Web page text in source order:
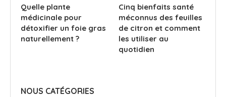
Quelle plante
médicinale pour
détoxifier un foie gras
naturellement ?
Cinq bienfaits santé
méconnus des feuilles
de citron et comment
les utiliser au
quotidien
NOUS CATÉGORIES